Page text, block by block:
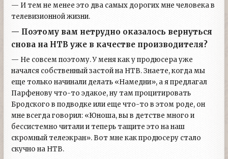
— И тем не менее это два самых дорогих мне человека в
телевизионной жизни.
— Поэтому вам нетрудно оказалось вернуться
снова на НТВ уже в качестве производителя?
— Не совсем поэтому. У меня как у продюсера уже
начался собственный застой на НТВ. Знаете, когда мы
еще только начинали делать «Намедни», а я предлагал
Парфенову что-то эдакое, ну там процитировать
Бродского в подводке или еще что-то в этом роде, он
мне всегда говорил: «Юноша, вы в детстве много и
бессистемно читали и теперь тащите это на наш
скромный телеэкран». Вот мне как продюсеру стало
скучно на НТВ.